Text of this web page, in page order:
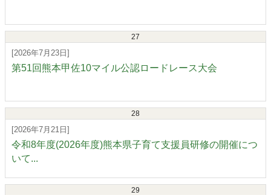
27
[2026年7月23日]
第51回熊本甲佐10マイル公認ロードレース大会
28
[2026年7月21日]
令和8年度(2026年度)熊本県子育て支援員研修の開催につ
いて...
29